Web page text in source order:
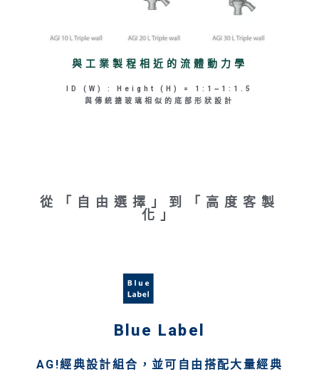
與工業製程相近的流體動力學
ID (W) : Height (H) = 1:1~1:1.5
與傳統搪玻璃相似的底部形狀設計
從「自由選擇」到「高度客製
化」
Blue Label
AG!經典設計組合，並可自由搭配大量經典